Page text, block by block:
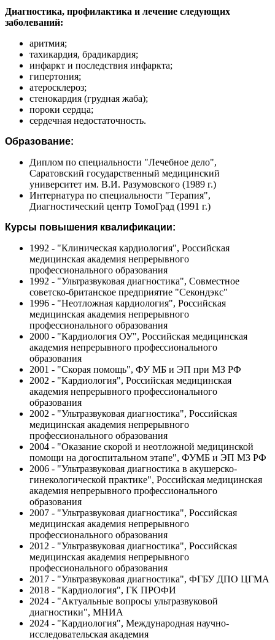
Диагностика, профилактика и лечение следующих
заболеваний:
аритмия;
тахикардия, брадикардия;
инфаркт и последствия инфаркта;
гипертония;
атеросклероз;
стенокардия (грудная жаба);
пороки сердца;
сердечная недостаточность.
Образование:
Диплом по специальности "Лечебное дело",
Саратовский государственный медицинский
университет им. В.И. Разумовского (1989 г.)
Интернатура по специальности "Терапия",
Диагностический центр ТомоГрад (1991 г.)
Курсы повышения квалификации:
1992 - "Клиническая кардиология", Российская
медицинская академия непрерывного
профессионального образования
1992 - "Ультразвуковая диагностика", Совместное
советско-британское предприятие "Секондэкс"
1996 - "Неотложная кардиология", Российская
медицинская академия непрерывного
профессионального образования
2000 - "Кардиология ОУ", Российская медицинская
академия непрерывного профессионального
образования
2001 - "Скорая помощь", ФУ МБ и ЭП при МЗ РФ
2002 - "Кардиология", Российская медицинская
академия непрерывного профессионального
образования
2002 - "Ультразвуковая диагностика", Российская
медицинская академия непрерывного
профессионального образования
2004 - "Оказание скорой и неотложной медицинской
помощи на догоспитальном этапе", ФУМБ и ЭП МЗ РФ
2006 - "Ультразвуковая диагностика в акушерско-
гинекологической практике", Российская медицинская
академия непрерывного профессионального
образования
2007 - "Ультразвуковая диагностика", Российская
медицинская академия непрерывного
профессионального образования
2012 - "Ультразвуковая диагностика", Российская
медицинская академия непрерывного
профессионального образования
2017 - "Ультразвуковая диагностика", ФГБУ ДПО ЦГМА
2018 - "Кардиология", ГК ПРОФИ
2024 - "Актуальные вопросы ультразвуковой
диагностики", МНИА
2024 - "Кардиология", Международная научно-
исследовательская академия